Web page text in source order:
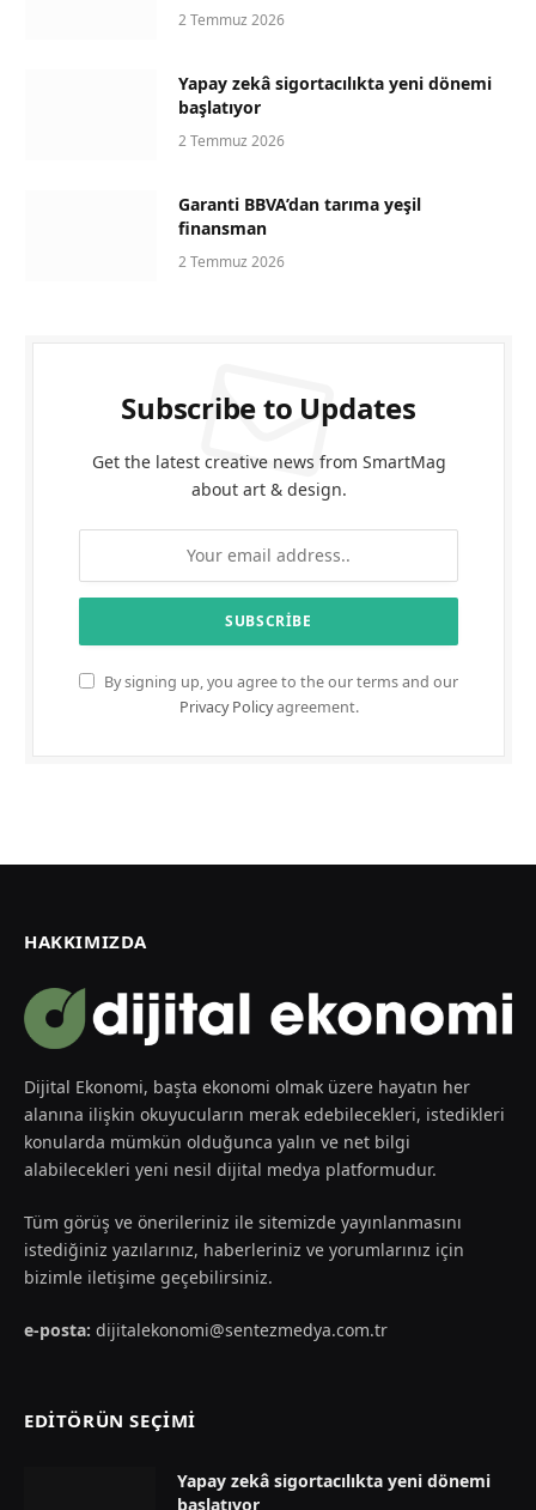
2 Temmuz 2026
Yapay zekâ sigortacılıkta yeni dönemi
başlatıyor
2 Temmuz 2026
Garanti BBVA’dan tarıma yeşil
finansman
2 Temmuz 2026
Subscribe to Updates
Get the latest creative news from SmartMag
about art & design.
By signing up, you agree to the our terms and our
Privacy Policyagreement.
HAKKIMIZDA
Dijital Ekonomi, başta ekonomi olmak üzere hayatın her
alanına ilişkin okuyucuların merak edebilecekleri, istedikleri
konularda mümkün olduğunca yalın ve net bilgi
alabilecekleri yeni nesil dijital medya platformudur.
Tüm görüş ve önerileriniz ile sitemizde yayınlanmasını
istediğiniz yazılarınız, haberleriniz ve yorumlarınız için
bizimle iletişime geçebilirsiniz.
e-posta: dijitalekonomi@sentezmedya.com.tr
EDİTÖRÜN SEÇİMİ
Yapay zekâ sigortacılıkta yeni dönemi
başlatıyor